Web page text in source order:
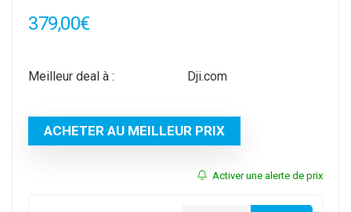
379,00€
Meilleur deal à : dji.com
ACHETER AU MEILLEUR PRIX
Activer une alerte de prix